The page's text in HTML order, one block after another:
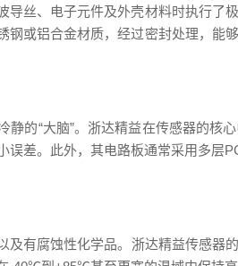
导丝、电子元件及外壳材料时执行
钢或铝合金材质，经过密封处理，
的“大脑”。浙达精益在传感器的
误差。此外，其电路板通常采用多
及有腐蚀性化学品。浙达精益传感